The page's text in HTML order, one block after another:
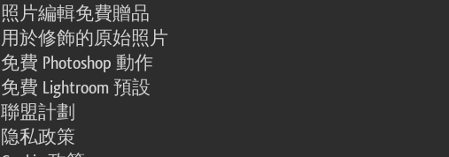
照片編輯免費贈品
用於修飾的原始照片
免費 Photoshop 動作
免費 Lightroom 預設
聯盟計劃
隐私政策